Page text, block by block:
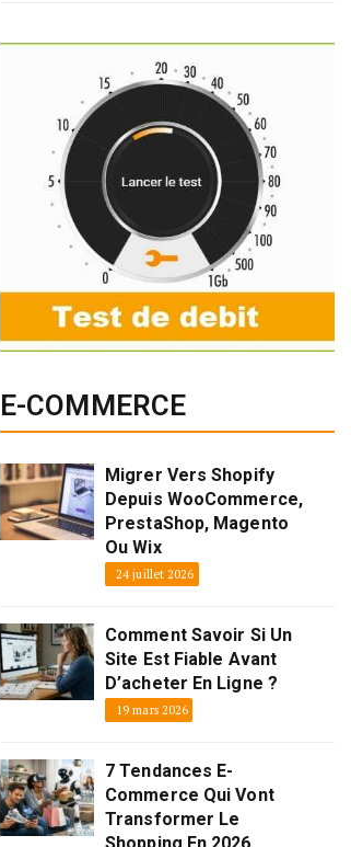
E-COMMERCE
Migrer Vers Shopify
Depuis WooCommerce,
PrestaShop, Magento
Ou Wix
24 juillet 2026
Comment Savoir Si Un
Site Est Fiable Avant
D’acheter En Ligne ?
19 mars 2026
7 Tendances E-
Commerce Qui Vont
Transformer Le